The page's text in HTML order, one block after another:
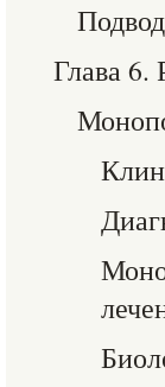
Глава 6.